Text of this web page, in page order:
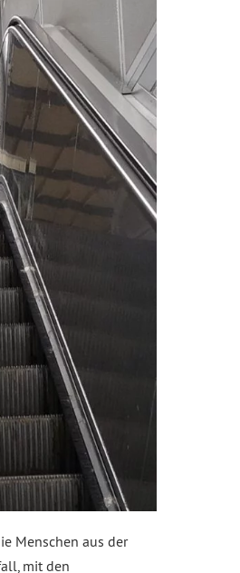
Menschen aus der
mit den